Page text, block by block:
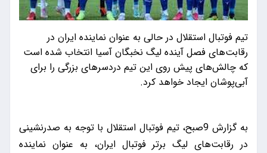
تیم فوتبال استقلال در حالی به عنوان نماینده ایران در
رقابت‌های فصل آینده لیگ نخبگان آسیا انتخاب شده است
که چالش‌های پیش روی این تیم دردسرهای بزرگی را برای
آبی‌پوشان ایجاد خواهد کرد.
به گزارش 9صبح، تیم فوتبال استقلال با توجه به صدرنشینی
در رقابت‌های لیگ برتر فوتبال ایران، به عنوان نماینده